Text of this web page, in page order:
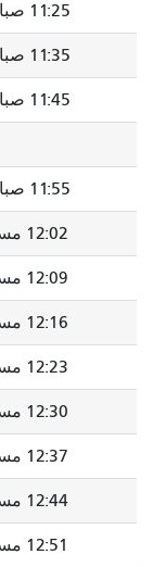
11:25 صباحاً
11:35 صباحاً
11:45 صباحاً
11:55 صباحاً
12:02 مساءً
12:09 مساءً
12:16 مساءً
12:23 مساءً
12:30 مساءً
12:37 مساءً
12:44 مساءً
12:51 مساءً